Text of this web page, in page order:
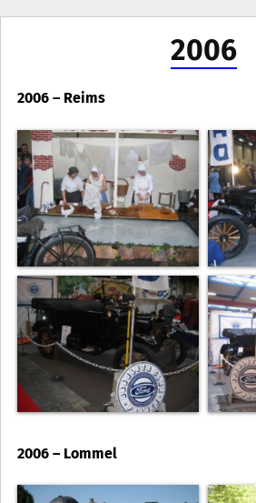
2006
2006 – Reims
2006 – Lommel